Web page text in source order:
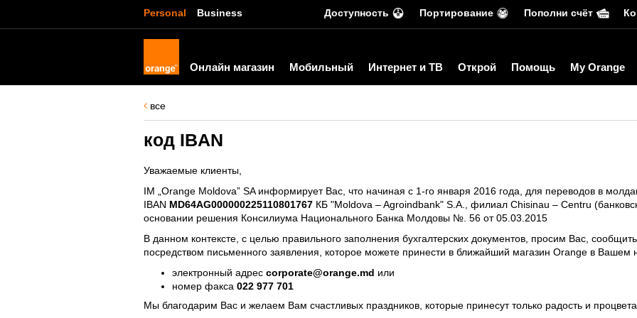
Personal Business Доступность Портирование Пополни счёт
Онлайн магазин Мобильный Интернет и ТВ Открой Помощь My Orange
все
код IBAN
Уважаемые клиенты,
IM „Orange Moldova” SA информирует Вас, что начиная с 1-го января 2016 года, для переводов в
IBAN MD64AG000000225110801767 КБ "Moldova – Agroindbank" S.A., филиал Chisinau – Centru
основании решения Консилиума Национального Банка Молдовы №. 56 от 05.03.2015
В данном контексте, с целью правильного заполнения бухгалтерских документов, просим Вас,
посредством письменного заявления, которое можете принести в ближайший магазин Orange в Вашем
электронный адрес corporate@orange.md или
номер факса 022 977 701
Мы благодарим Вас и желаем Вам счастливых праздников , которые принесут только радость и